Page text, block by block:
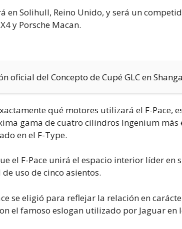
en Solihull, Reino Unido, y será un
y Porsche Macan.
oficial del Concepto de Cupé GLC en
qué motores utilizará el F-Pace,
gama de cuatro cilindros Ingenium más
en el F-Type.
el F-Pace unirá el espacio interior líder en
uso de cinco asientos.
se eligió para reflejar la relación en
el famoso eslogan utilizado por Jaguar en